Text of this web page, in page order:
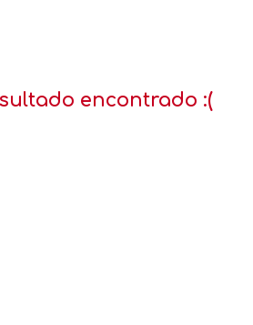
encontrado :(